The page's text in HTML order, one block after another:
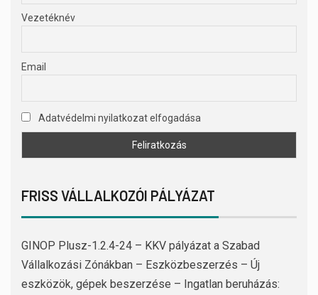
Vezetéknév
Email
Adatvédelmi nyilatkozat elfogadása
FRISS VÁLLALKOZÓI PÁLYÁZAT
GINOP Plusz-1.2.4-24 – KKV pályázat a Szabad
Vállalkozási Zónákban – Eszközbeszerzés – Új
eszközök, gépek beszerzése – Ingatlan beruházás: